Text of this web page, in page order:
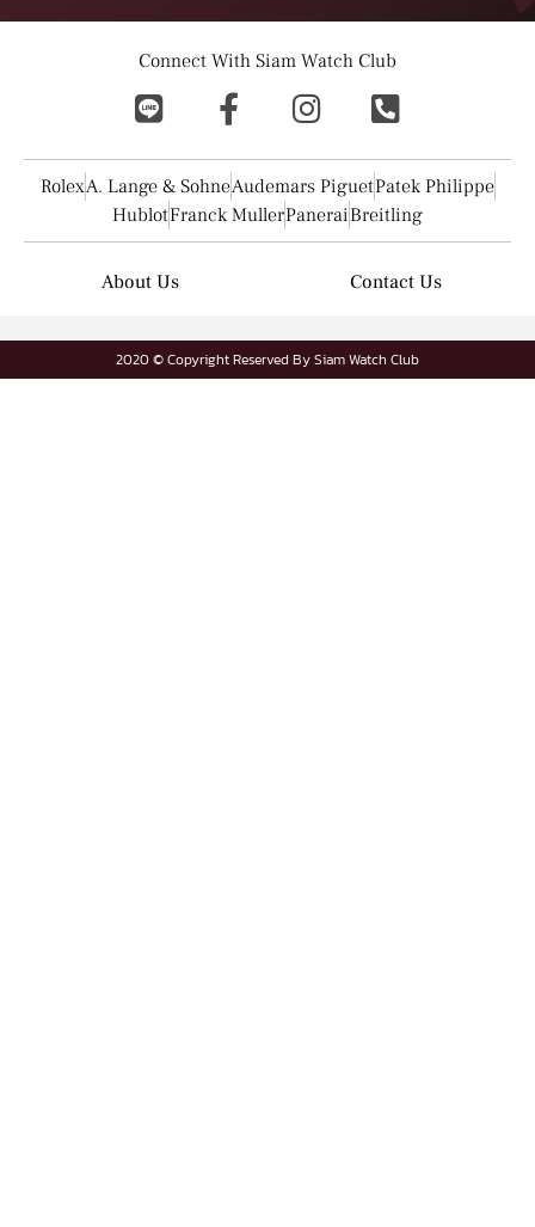
Connect With Siam Watch Club
RolexA. Lange & SohneAudemars PiguetPatek Philippe
HublotFranck MullerPaneraiBreitling
About Us Contact Us
2020 © Copyright Reserved By Siam Watch Club